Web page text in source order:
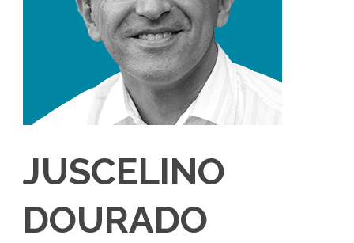
JUSCELINO
DOURADO